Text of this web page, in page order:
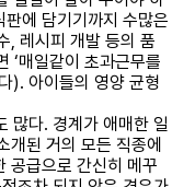
에 담기기까지 수많은
, 레시피 개발 등의 품
‘매일같이 초과근무를
). 아이들의 영양 균형
많다. 경계가 애매한 일
개된 거의 모든 직종에
공급으로 간신히 메꾸